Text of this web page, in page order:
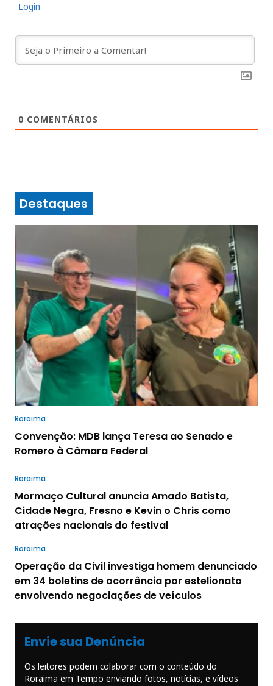
Login
0 COMENTÁRIOS
Destaques
Roraima
Convenção: MDB lança Teresa ao Senado e
Romero à Câmara Federal
Roraima
Mormaço Cultural anuncia Amado Batista,
Cidade Negra, Fresno e Kevin o Chris como
atrações nacionais do festival
Roraima
Operação da Civil investiga homem denunciado
em 34 boletins de ocorrência por estelionato
envolvendo negociações de veículos
Envie sua Denúncia
Os leitores podem colaborar com o conteúdo do
Roraima em Tempo enviando fotos, notícias, e vídeos